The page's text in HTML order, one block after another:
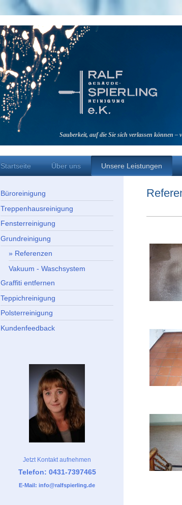
Sauberkeit, auf die Sie sich verlassen können
Startseite Über uns Unsere Leistungen
Büroreinigung
Treppenhausreinigung
Fensterreinigung
Grundreinigung
Referenzen
Vakuum - Waschsystem
Graffiti entfernen
Teppichreinigung
Polsterreinigung
Kundenfeedback
Jetzt Kontakt aufnehmen
Telefon: 0431-7397465
E-Mail: info@ralfspierling.de